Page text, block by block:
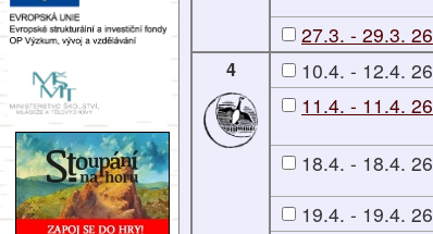
27.3. - 29.3. 26
4 10.4. - 12.4. 26
11.4. - 11.4. 26
18.4. - 18.4. 26
19.4. - 19.4. 26